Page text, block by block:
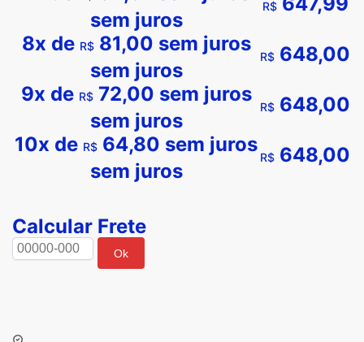
sem juros
R$
8x de R$81,00 sem juros
sem juros
R$ 648,00
9x de R$72,00 sem juros
sem juros
R$ 648,00
10x de R$ 64,80 sem juros
sem juros
R$ 648,00
Calcular Frete
Ok